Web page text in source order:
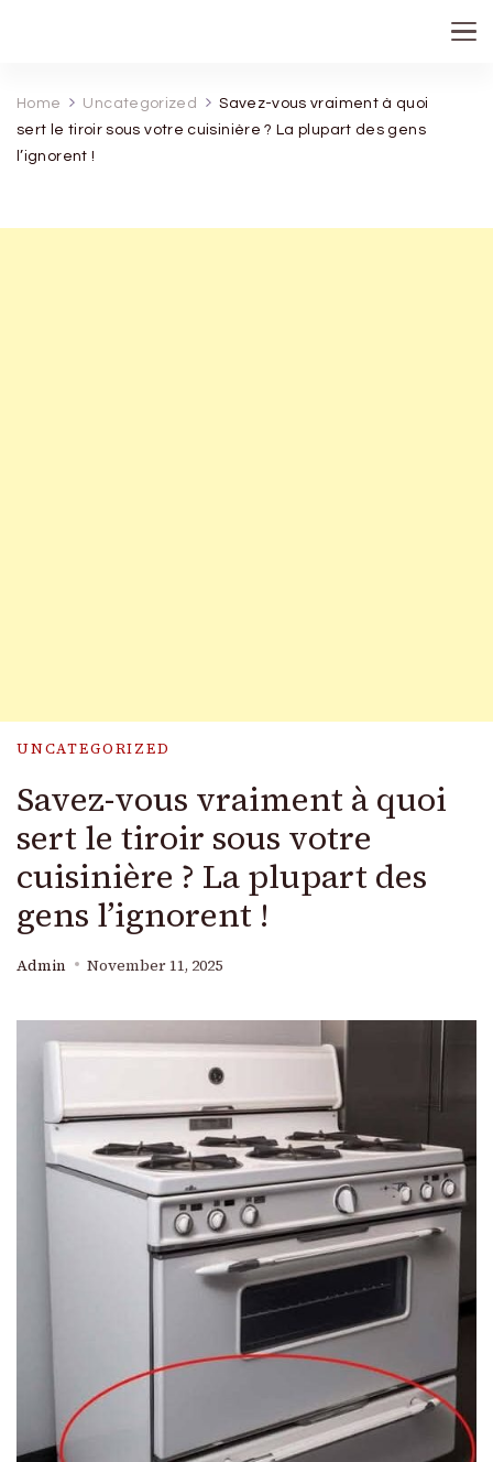
Home Uncategorized
Savez-vous vraiment à quoi
sert le tiroir sous votre cuisinière ? La plupart des gens
l’ignorent !
UNCATEGORIZED
Savez-vous vraiment à quoi
sert le tiroir sous votre
cuisinière ? La plupart des
gens l’ignorent !
Admin November 11, 2025